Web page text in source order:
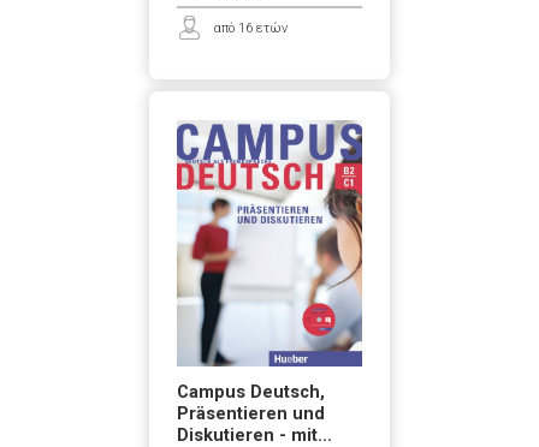
από 16 ετών
Campus Deutsch,
Präsentieren und
Diskutieren - mit...